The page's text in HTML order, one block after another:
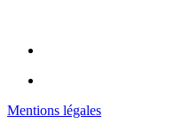
Mentions légales